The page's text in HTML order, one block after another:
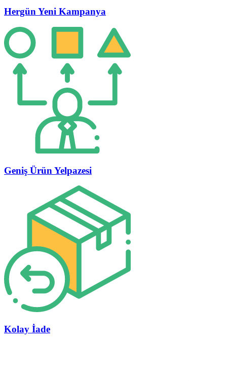
Hergün Yeni Kampanya
Geniş Ürün Yelpazesi
Kolay İade